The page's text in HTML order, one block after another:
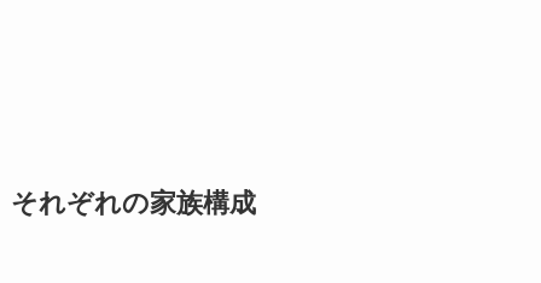
それぞれの家族構成